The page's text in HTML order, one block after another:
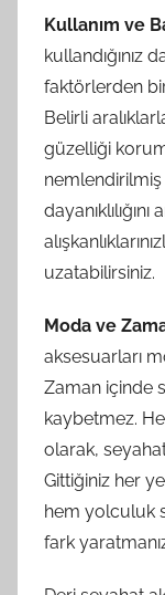
Kullanım ve
kullandığınız
faktörlerden
Belirli
güzelliği
dayanıklılığını
uzatabilirsiniz.
Moda ve
aksesuarları
Zaman içinde
kaybetmez.
olarak,
Gittiğiniz her
hem yolculuk
fark